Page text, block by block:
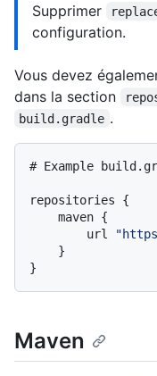
Supprimer
configuration.
Vous devez
dans la section
build.gradle .
# Example
repositories {
        url
Maven